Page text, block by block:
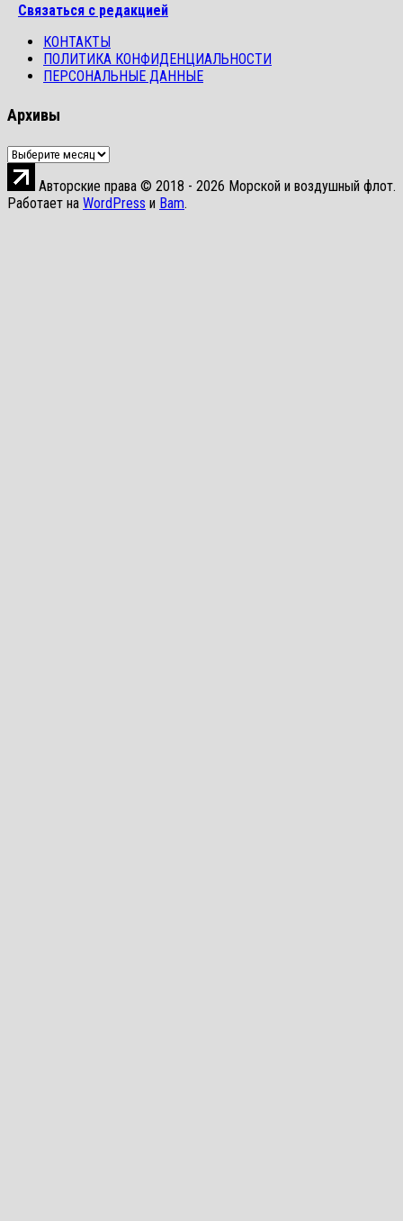
Связаться с редакцией
КОНТАКТЫ
ПОЛИТИКА КОНФИДЕНЦИАЛЬНОСТИ
ПЕРСОНАЛЬНЫЕ ДАННЫЕ
Архивы
Архивы
Авторские права © 2018 - 2026 Морской и воздушный флот.
Работает на WordPress и Bam.